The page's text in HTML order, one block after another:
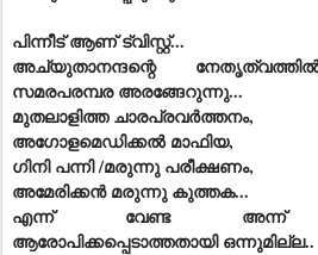
പിന്നീട് ആണ് ട്വിസ്റ്റ്...
അച്യുതാനന്ദന്റെ
സമരപരമ്പര അരങ്ങേറുന്നു...
മുതലാളിത്ത ചാരപ്രവർത്തനം,
അഗോളമെഡിക്കൽ മാഫിയ,
ഗിനി പന്നി /മരുന്നു പരീക്ഷണം,
അമേരിക്കൻ മരുന്നു കുത്തക...
എന്ന് വേണ്ട അന്ന്
ആരോപിക്കപ്പെടാത്തതായി ഒന്നുമില്ല..